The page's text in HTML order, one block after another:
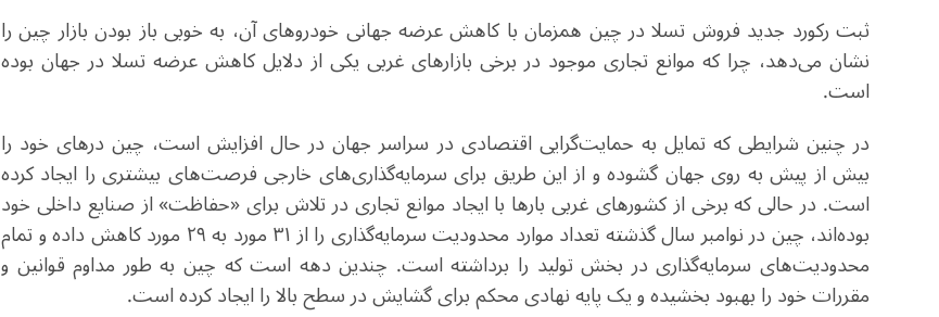
ثبت رکورد جدید فروش تسلا در چین همزمان با کاهش عرضه جهانی خودروهای آن، به خوبی باز بودن بازار چین را
نشان می‌دهد، چرا که موانع تجاری موجود در برخی بازارهای غربی یکی از دلایل کاهش عرضه تسلا در جهان بوده
است.
در چنین شرایطی که تمایل به حمایت‌گرایی اقتصادی در سراسر جهان در حال افزایش است، چین درهای خود را
بیش از پیش به روی جهان گشوده و از این طریق برای سرمایه‌گذاری‌های خارجی فرصت‌های بیشتری را ایجاد کرده
است. در حالی که برخی از کشورهای غربی بارها با ایجاد موانع تجاری در تلاش برای «حفاظت» از صنایع داخلی خود
بوده‌اند، چین در نوامبر سال گذشته تعداد موارد محدودیت سرمایه‌گذاری را از ۳۱ مورد به ۲۹ مورد کاهش داده و تمام
محدودیت‌های سرمایه‌گذاری در بخش تولید را برداشته است. چندین دهه است که چین به طور مداوم قوانین و
مقررات خود را بهبود بخشیده و یک پایه نهادی محکم برای گشایش در سطح بالا را ایجاد کرده است.